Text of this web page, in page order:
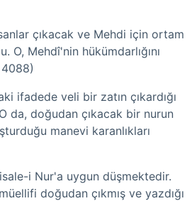
çıkacak ve Mehdi için ortam
O, Mehdî'nin hükümdarlığını
ifadede veli bir zatın çıkardığı
da, doğudan çıkacak bir nurun
manevi karanlıkları
i Nur'a uygun düşmektedir.
doğudan çıkmış ve yazdığı